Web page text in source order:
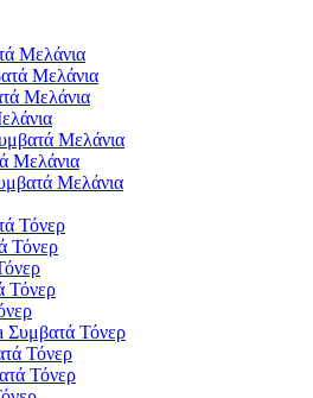
Μελάνια
Μελάνια
Μελάνια
Μελάνια
Μελάνια
Μελάνια
Τόνερ
Τόνερ
Τόνερ
Τόνερ
Τόνερ
Τόνερ